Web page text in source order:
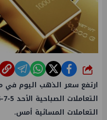
شارك
التعاملات المسائية أمس.